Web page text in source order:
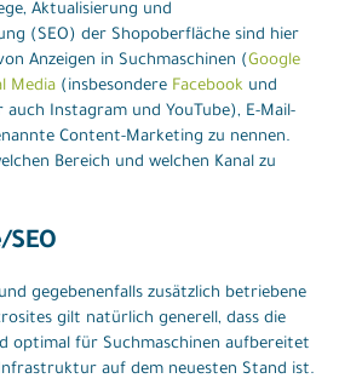
Aktualisierung und
(SEO) der Shopoberfläche sind hier
Anzeigen in Suchmaschinen (Google
Media (insbesondere Facebook und
auch Instagram und YouTube), E-Mail-
Content-Marketing zu nennen.
Bereich und welchen Kanal zu
gegebenenfalls zusätzlich betriebene
gilt natürlich generell, dass die
optimal für Suchmaschinen aufbereitet
auf dem neuesten Stand ist.